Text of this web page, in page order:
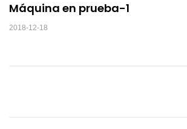
Máquina en prueba-1
2018-12-18